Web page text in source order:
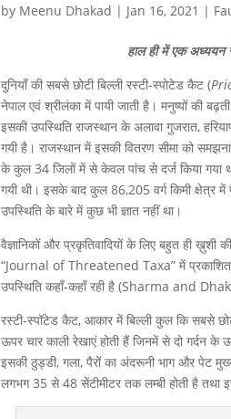
by Meenu Dhakad | Jan 16, 2021 |
हाल ही में एक अध्ययन
दुनियाँ की सबसे छोटी बिल्ली रस्टी-स्पोटेड कैट (
नेपाल एवं श्रीलंका में पायी जाती है। मनुष्यों
इसकी उपस्थिति राजस्थान के अलावा गुजरात,
गयी है। राजस्थान में इसकी वितरण सीमा को
के कुल 34 जिलों में से केवल पांच से दर्ज किया गया
गयी थी। इसके बाद कुल 86,205 वर्ग किमी क्षेत्र
उपस्थिति के बारे में कुछ भी ज्ञात नहीं था।
वैज्ञानिकों और प्रकृतिवादियों के लिए बहुत ही
“Journal of Threatened Taxa” में प्रकाशित
उपस्थिति कहाँ-कहाँ रही है (Sharma and
रस्टी-स्पॉटेड कैट, आकार में बिल्ली कुल कि सबसे
ऊपर चार काली रेखाएं होती हैं जिनमें से दो गर्दन के
इसकी ठुड्डी, गला, पैरों का अंदरूनी भाग और पेट
लगभग 35 से 48 सेंटीमीटर तक लम्बी होती है